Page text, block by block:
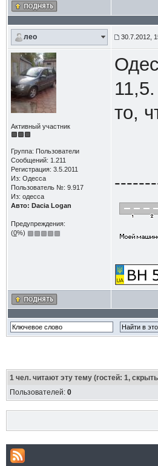
лео 30.7.2012,
Активный участник
Группа: Пользователи
Сообщений: 1.211
Регистрация: 3.5.2011
Из: Одесса
Пользователь №: 9.917
Из: одесса
Авто: Dacia Logan
Предупреждения:
(0%)
то,
1чел. читают эту тему (гостей: 1,
Пользователей: 0